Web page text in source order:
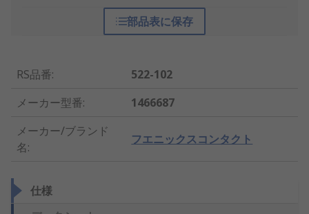
部品表に保存
RS品番:
522-102
メーカー型番:
1466687
メーカー/ブランド
名:
フエニックスコンタクト
仕様